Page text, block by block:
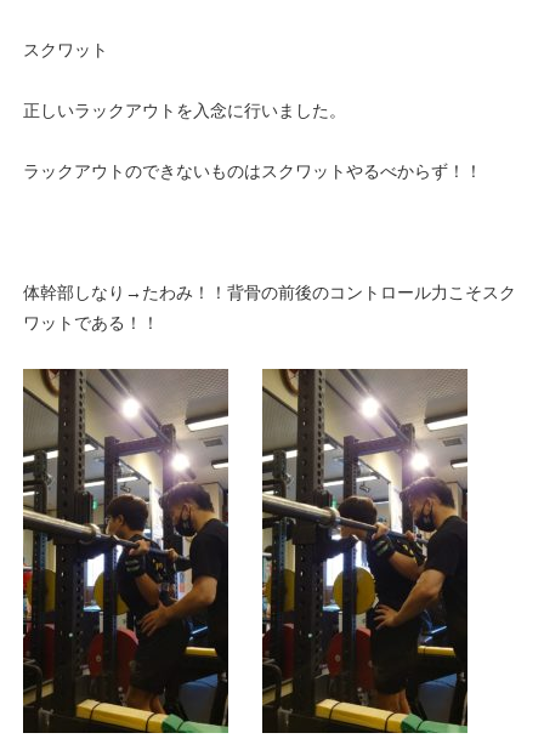
スクワット
正しいラックアウトを入念に行いました。
ラックアウトのできないものはスクワットやるべからず！！
体幹部しなり→たわみ！！背骨の前後のコントロール力こそスク
ワットである！！